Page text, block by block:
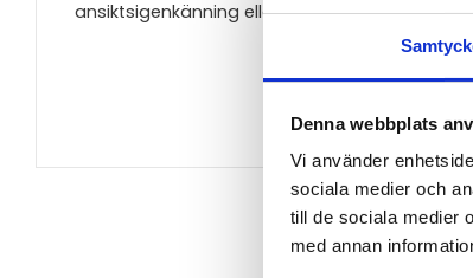
Denna webbplats
Vi använder
sociala medier och
till de sociala medier
med annan
ansiktsigenkänning eller